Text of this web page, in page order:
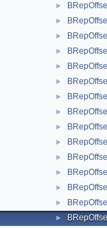
►
►
►
►
►
►
►
►
►
►
►
►
►
►
►